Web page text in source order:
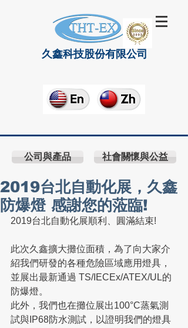
久鑫科技股份有限公司
公司與產品 社會關懷與公益
2019台北自動化展，久鑫
防爆燈 感謝您的蒞臨!
2019台北自動化展順利、圓滿結束!
此次久鑫擴大攤位面積，為了向大家介
紹我們研發的各種危險區域應用燈具，
並展出最新通過 TS/IECEx/ATEX/UL的
防爆燈。
此外，我們也在攤位展出100°C蒸氣測
試與IP68防水測試，以證明我們的燈具